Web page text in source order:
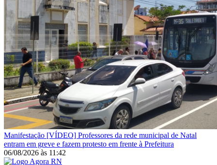
Manifestação [VÍDEO] Professores da rede municipal de Natal
entram em greve e fazem protesto em frente à Prefeitura
06/08/2026 às 11:42